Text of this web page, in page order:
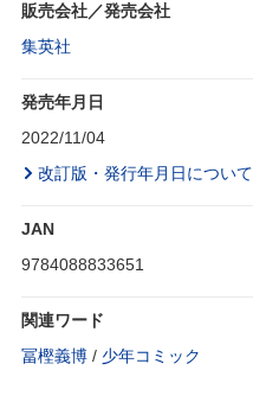
販売会社／発売会社
集英社
発売年月日
2022/11/04
改訂版・発行年月日について
JAN
9784088833651
関連ワード
冨樫義博 / 少年コミック